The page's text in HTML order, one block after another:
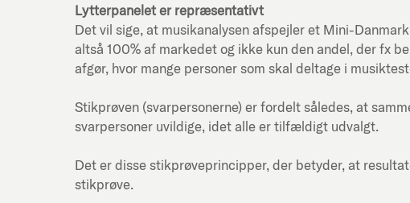
Lytterpanelet er repræsentativt
Det vil sige, at musikanalysen afspejler et Mini-
altså 100% af markedet og ikke kun den andel, der fx
afgør, hvor mange personer som skal deltage i
Stikprøven (svarpersonerne) er fordelt således, at
svarpersoner uvildige, idet alle er tilfældigt udvalgt.
Det er disse stikprøveprincipper, der betyder, at
stikprøve.